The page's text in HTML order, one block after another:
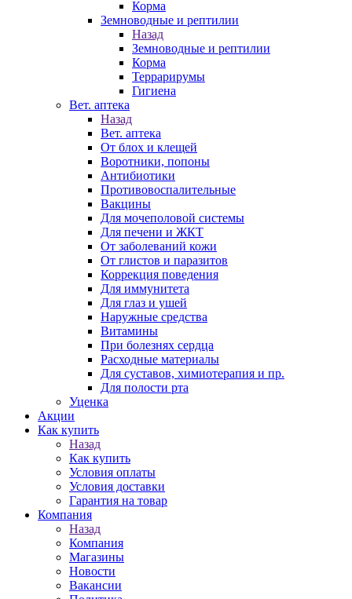
Корма
Земноводные и рептилии
Назад
Земноводные и рептилии
Корма
Террарирумы
Гигиена
Вет. аптека
Назад
Вет. аптека
От блох и клещей
Воротники, попоны
Антибиотики
Противовоспалительные
Вакцины
Для мочеполовой системы
Для печени и ЖКТ
От заболеваний кожи
От глистов и паразитов
Коррекция поведения
Для иммунитета
Для глаз и ушей
Наружные средства
Витамины
При болезнях сердца
Расходные материалы
Для суставов, химиотерапия и пр.
Для полости рта
Уценка
Акции
Как купить
Назад
Как купить
Условия оплаты
Условия доставки
Гарантия на товар
Компания
Назад
Компания
Магазины
Новости
Вакансии